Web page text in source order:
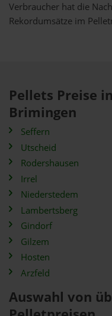
Verbraucher hat die
Rekordumsätze im
Pellets Preise
Brimingen
Seffern
Utscheid
Rodershausen
Irrel
Niederstedem
Lambertsberg
Gindorf
Gilzem
Hosten
Arzfeld
Auswahl von